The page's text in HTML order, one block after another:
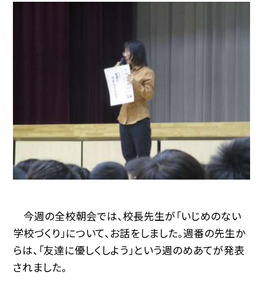
今週の全校朝会では、校長先生が「いじめのない
学校づくり」について、お話をしました。週番の先生か
らは、「友達に優しくしよう」という週のめあてが発表
されました。